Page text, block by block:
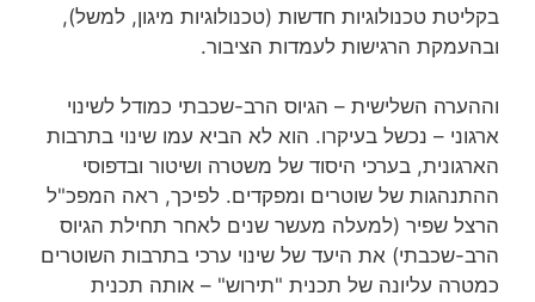
בקליטת טכנולוגיות חדשות (טכנולוגיות מיגון, למשל),
ובהעמקת הרגישות לעמדות הציבור.
וההערה השלישית – הגיוס הרב-שכבתי כמודל לשינוי
ארגוני – נכשל בעיקרו. הוא לא הביא עמו שינוי בתרבות
הארגונית, בערכי היסוד של משטרה ושיטור ובדפוסי
ההתנהגות של שוטרים ומפקדים. לפיכך, ראה המפכ"ל
הרצל שפיר (למעלה מעשר שנים לאחר תחילת הגיוס
הרב-שכבתי) את היעד של שינוי ערכי בתרבות השוטרים
כמטרה עליונה של תכנית "תירוש" – אותה תכנית